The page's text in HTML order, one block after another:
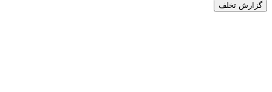
گزارش تخلف